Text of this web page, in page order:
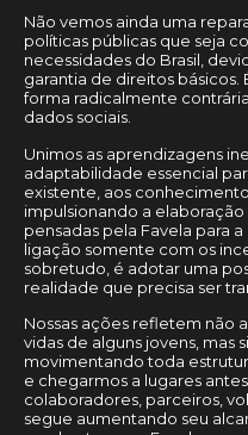
Não vemos ainda uma
políticas públicas que seja
necessidades do Brasil,
garantia de direitos
forma radicalmente
dados sociais.
Unimos as aprendizagens
adaptabilidade essencial
existente, aos
impulsionando a
pensadas pela Favela para
ligação somente com os
sobretudo, é adotar uma
realidade que precisa ser
Nossas ações refletem não
vidas de alguns jovens,
movimentando toda
e chegarmos a lugares
colaboradores, parceiros,
segue aumentando seu